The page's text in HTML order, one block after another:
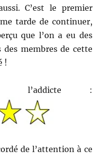
C’est le premier
tarde de continuer,
que l’on a eu des
membres de cette
!
l’addicte :
de l’attention à ce